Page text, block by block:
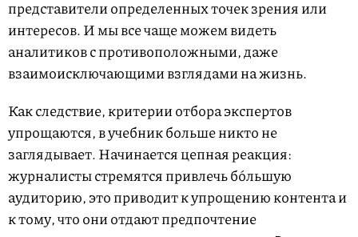
представители определенных точек зрения или
интересов. И мы все чаще можем видеть
аналитиков с противоположными, даже
взаимоисключающими взглядами на жизнь.
Как следствие, критерии отбора экспертов
упрощаются, в учебник больше никто не
заглядывает. Начинается цепная реакция:
журналисты стремятся привлечь бóльшую
аудиторию, это приводит к упрощению контента и
к тому, что они отдают предпочтение